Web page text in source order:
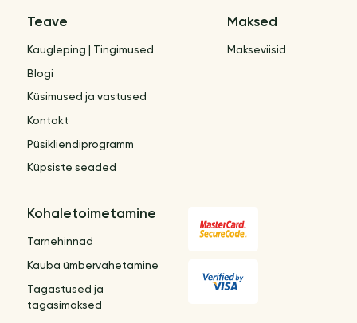
Teave
Kaugleping | Tingimused
Blogi
Küsimused ja vastused
Kontakt
Püsikliendiprogramm
Küpsiste seaded
Maksed
Makseviisid
Kohaletoimetamine
Tarnehinnad
Kauba ümbervahetamine
Tagastused ja
tagasimaksed